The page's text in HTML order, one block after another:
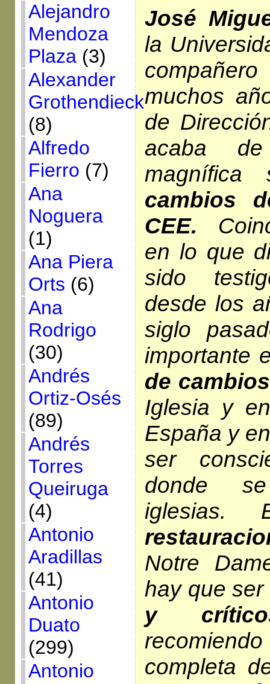
Alejandro
Mendoza
Plaza(3)
Alexander
Grothendieck
(8)
Alfredo
Fierro (7)
Ana
Noguera
(1)
Ana Piera
Orts (6)
Ana
Rodrigo
(30)
Andrés
Ortiz-Osés
(89)
Andrés
Torres
Queiruga
(4)
Antonio
Aradillas
(41)
Antonio
Duato
(299)
Antonio
José
la
muchos
de
acaba
cambios
CEE.
en lo que
sido
desde los
siglo
importante
de
Iglesia y
España y
ser
donde
iglesias.
Notre
hay que
y
completa